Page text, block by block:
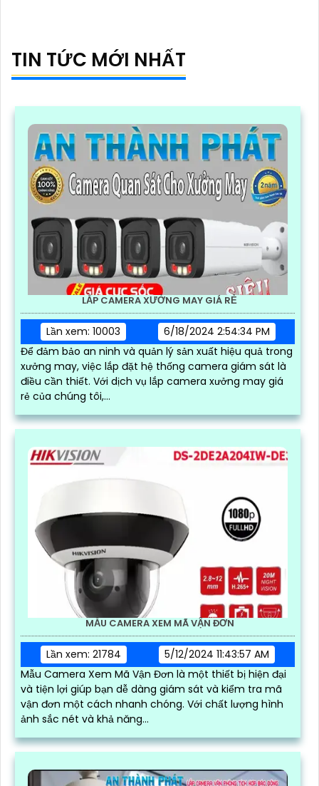
TIN TỨC MỚI NHẤT
LẮP CAMERA XƯỞNG MAY GIÁ RẺ
Lần xem: 10003
6/18/2024 2:54:34 PM
Để đảm bảo an ninh và quản lý sản xuất hiệu quả trong
xưởng may, việc lắp đặt hệ thống camera giám sát là
điều cần thiết. Với dịch vụ lắp camera xưởng may giá
rẻ của chúng tôi,...
MẪU CAMERA XEM MÃ VẬN ĐƠN
Lần xem: 21784
5/12/2024 11:43:57 AM
Mẫu Camera Xem Mã Vận Đơn là một thiết bị hiện đại
và tiện lợi giúp bạn dễ dàng giám sát và kiểm tra mã
vận đơn một cách nhanh chóng. Với chất lượng hình
ảnh sắc nét và khả năng...